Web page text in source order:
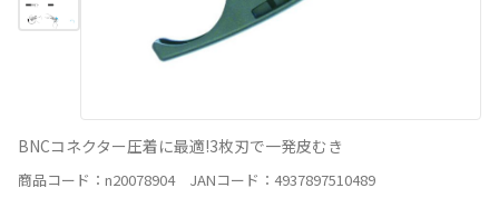
BNCコネクター圧着に最適!3枚刃で一発皮むき
商品コード：n20078904 JANコード：4937897510489